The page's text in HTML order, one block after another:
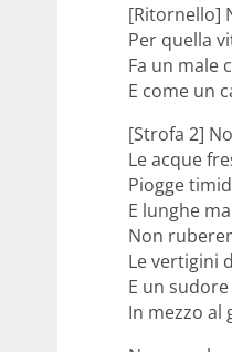
[Ritornello]
Per quella
Fa un malе
E come un
[Strofa 2]
Le acque
Piogge
E lunghe
Non
Le vertigini
E un
In mezzo al